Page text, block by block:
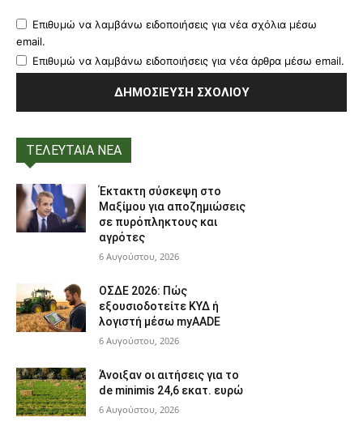
Επιθυμώ να λαμβάνω ειδοποιήσεις για νέα σχόλια μέσω
email.
Επιθυμώ να λαμβάνω ειδοποιήσεις για νέα άρθρα μέσω email.
ΤΕΛΕΥΤΑΙΑ ΝΕΑ
Έκτακτη σύσκεψη στο
Μαξίμου για αποζημιώσεις
σε πυρόπληκτους και
αγρότες
6 Αυγούστου, 2026
ΟΣΔΕ 2026: Πώς
εξουσιοδοτείτε ΚΥΔ ή
λογιστή μέσω myAADE
6 Αυγούστου, 2026
Άνοιξαν οι αιτήσεις για το
de minimis 24,6 εκατ. ευρώ
6 Αυγούστου, 2026